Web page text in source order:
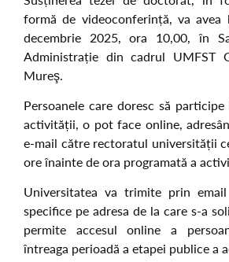
formă de videoconferință, va
decembrie 2025, ora 10,00, în
Administrație din cadrul UMFST
Mureş.
Persoanele care doresc să
activității, o pot face online,
e-mail către rectoratul universității
ore înainte de ora programată a
Universitatea va trimite prin
specifice pe adresa de la care s-a
permite accesul online a
întreaga perioadă a etapei publice a